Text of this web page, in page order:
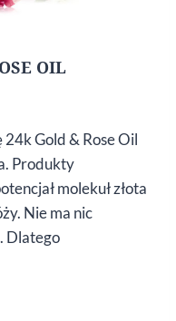
OIL
Gold & Rose Oil
Produkty
molekuł złota
Nie ma nic
Dlatego